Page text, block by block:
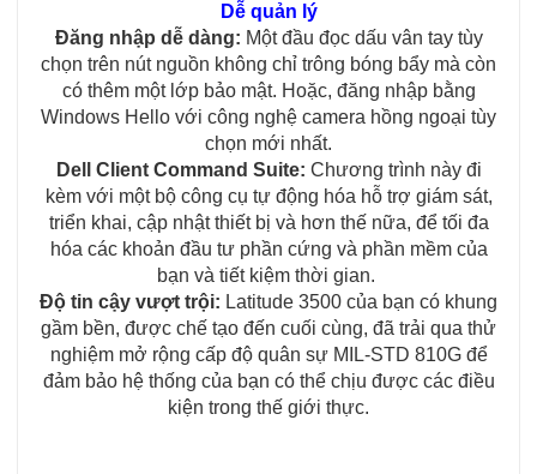
Dễ quản lý
Đăng nhập dễ dàng: Một đầu đọc dấu vân tay tùy
chọn trên nút nguồn không chỉ trông bóng bẩy mà còn
có thêm một lớp bảo mật. Hoặc, đăng nhập bằng
Windows Hello với công nghệ camera hồng ngoại tùy
chọn mới nhất.
Dell Client Command Suite: Chương trình này đi
kèm với một bộ công cụ tự động hóa hỗ trợ giám sát,
triển khai, cập nhật thiết bị và hơn thế nữa, để tối đa
hóa các khoản đầu tư phần cứng và phần mềm của
bạn và tiết kiệm thời gian.
Độ tin cậy vượt trội: Latitude 3500 của bạn có khung
gầm bền, được chế tạo đến cuối cùng, đã trải qua thử
nghiệm mở rộng cấp độ quân sự MIL-STD 810G để
đảm bảo hệ thống của bạn có thể chịu được các điều
kiện trong thế giới thực.